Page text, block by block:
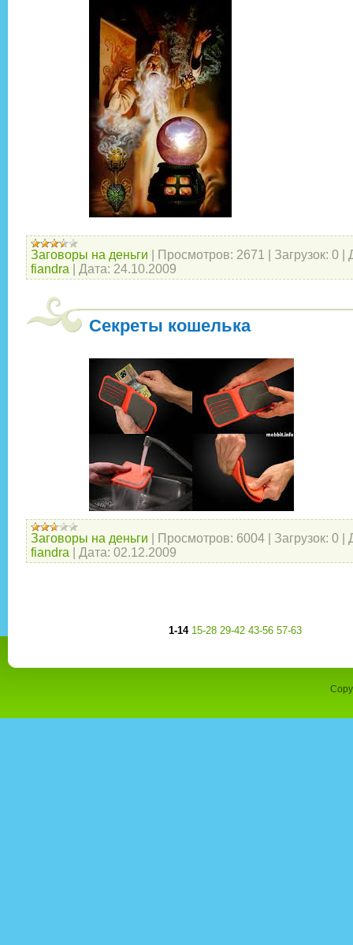
Заговоры на деньги Просмотров: 2671 Загрузок: 0
fiandra
Дата: 24.10.2009
Секреты кошелька
Заговоры на деньги Просмотров: 6004 Загрузок: 0
fiandra
Дата: 02.12.2009
1-14 15-28 29-42 43-56 57-63